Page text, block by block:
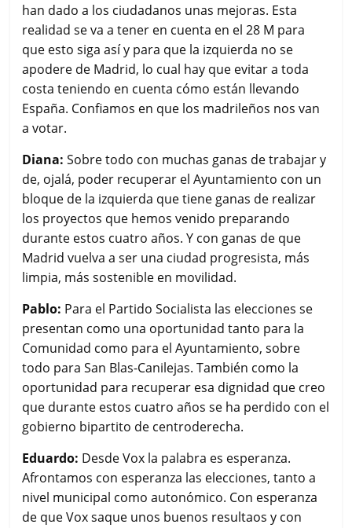
han dado a los ciudadanos unas mejoras. Esta
realidad se va a tener en cuenta en el 28 M para
que esto siga así y para que la izquierda no se
apodere de Madrid, lo cual hay que evitar a toda
costa teniendo en cuenta cómo están llevando
España. Confiamos en que los madrileños nos van
a votar.
Diana:Sobre todo con muchas ganas de trabajar y
de, ojalá, poder recuperar el Ayuntamiento con un
bloque de la izquierda que tiene ganas de realizar
los proyectos que hemos venido preparando
durante estos cuatro años. Y con ganas de que
Madrid vuelva a ser una ciudad progresista, más
limpia, más sostenible en movilidad.
Pablo: Para el Partido Socialista las elecciones se
presentan como una oportunidad tanto para la
Comunidad como para el Ayuntamiento, sobre
todo para San Blas-Canilejas. También como la
oportunidad para recuperar esa dignidad que creo
que durante estos cuatro años se ha perdido con el
gobierno bipartito de centroderecha.
Eduardo: Desde Vox la palabra es esperanza.
Afrontamos con esperanza las elecciones, tanto a
nivel municipal como autonómico. Con esperanza
de que Vox saque unos buenos resultaos y con